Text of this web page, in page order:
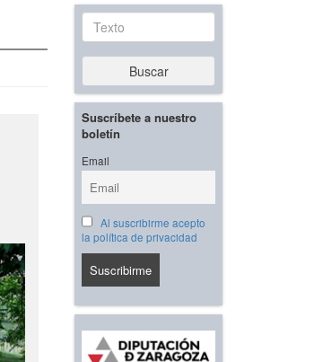
Texto
Buscar
Suscríbete a nuestro
boletín
Email
Al suscribirme acepto
la política de privacidad